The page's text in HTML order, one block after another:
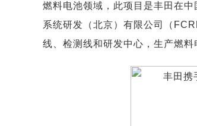
燃料电池领域，此项目是丰田在
系统研发（北京）有限公司（
线、检测线和研发中心，生产燃